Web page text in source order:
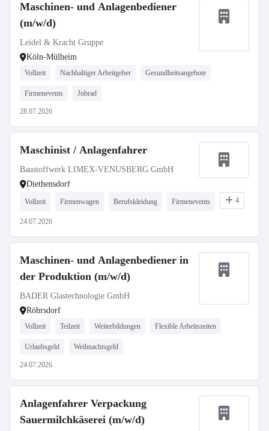
Maschinen- und Anlagenbediener
(m/w/d)
Leidel & Kracht Gruppe
Köln-Mülheim
Vollzeit Nachhaltiger Arbeitgeber Gesundheitsangebote
Firmenevents Jobrad
28.07.2026
Maschinist / Anlagenfahrer
Baustoffwerk LIMEX-VENUSBERG GmbH
Diethensdorf
Vollzeit Firmenwagen Berufskleidung Firmenevents 4
24.07.2026
Maschinen- und Anlagenbediener in
der Produktion (m/w/d)
BADER Glastechnologie GmbH
Röhrsdorf
Vollzeit Teilzeit Weiterbildungen Flexible Arbeitszeiten
Urlaubsgeld Weihnachtsgeld
24.07.2026
Anlagenfahrer Verpackung
Sauermilchkäserei (m/w/d)